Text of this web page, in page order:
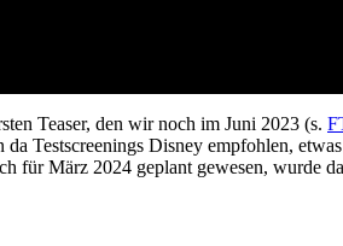
Teaser, den wir noch im Juni 2023 (s.
Testscreenings Disney empfohlen,
für März 2024 geplant gewesen, wurde